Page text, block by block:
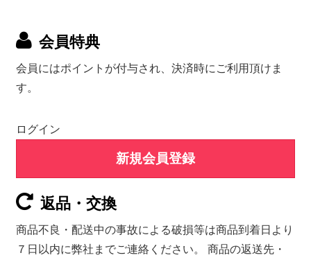
会員特典
会員にはポイントが付与され、決済時にご利用頂けま
す。
ログイン
新規会員登録
返品・交換
商品不良・配送中の事故による破損等は商品到着日より
７日以内に弊社までご連絡ください。 商品の返送先・